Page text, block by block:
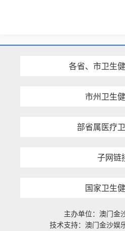
各省、市卫生
市州卫生
部省属医疗
子网链
国家卫生
主办单位：澳门金
技术支持：澳门金沙娱